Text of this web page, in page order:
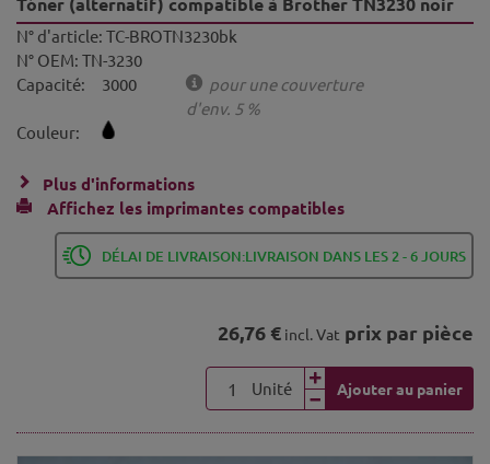
N° d'article: TC-BROTN3230bk
N° OEM: TN-3230
Capacité:
3000
pour une couverture
d'env. 5 %
Couleur:
Plus d'informations
Affichez les imprimantes compatibles
DÉLAI DE LIVRAISON:LIVRAISON DANS LES 2 - 6 JOURS
26,76 € incl. Vat prix par pièce
Unité Ajouter au panier